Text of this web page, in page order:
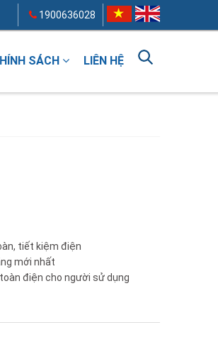
1900636028
SÁCH LIÊN HỆ
tiết kiệm điện
mới nhất
điện cho người sử dụng